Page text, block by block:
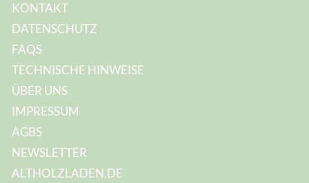
KONTAKT
DATENSCHUTZ
FAQS
TECHNISCHE HINWEISE
ÜBER UNS
IMPRESSUM
AGBS
NEWSLETTER
ALTHOLZLADEN.DE